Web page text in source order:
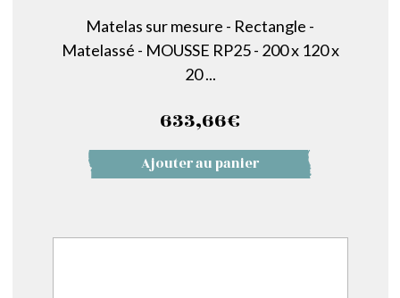
Matelas sur mesure - Rectangle -
Matelassé - MOUSSE RP25 - 200 x 120 x
20 ...
633,66€
Ajouter au panier